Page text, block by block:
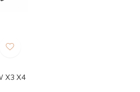
X3 X4